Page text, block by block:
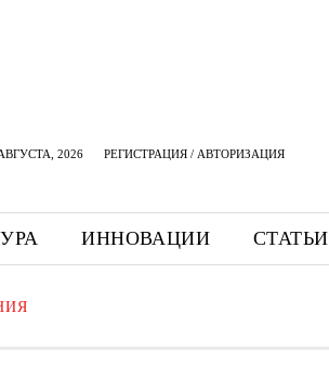
2026 РЕГИСТРАЦИЯ / АВТОРИЗАЦИЯ
ИННОВАЦИИ СТАТЬИ